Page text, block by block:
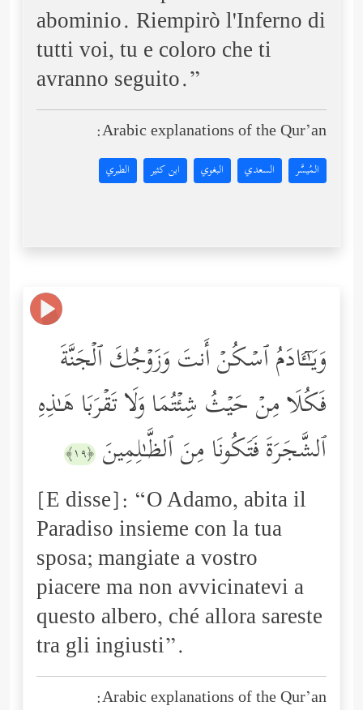
abominio. Riempirò l'Inferno di
tutti voi, tu e coloro che ti
avranno seguito.”
Arabic explanations of the Qur’an:
المُيسَّر السعدي البغوي ابن كثير الطبري
وَیَـٰۤـَٔادَمُ ٱسۡكُنۡ أَنتَ وَزَوۡجُكَ ٱلۡجَنَّةَ
فَكُلَا مِنۡ حَیۡثُ شِئۡتُمَا وَلَا تَقۡرَبَا هَـٰذِهِ
ٱلشَّجَرَةَ فَتَكُونَا مِنَ ٱلظَّـٰلِمِینَ ﴿١٩﴾
[E disse]: “O Adamo, abita il
Paradiso insieme con la tua
sposa; mangiate a vostro
piacere ma non avvicinatevi a
questo albero, ché allora sareste
tra gli ingiusti”.
Arabic explanations of the Qur’an: